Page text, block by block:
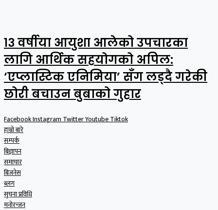
१३ वर्षीया आयुशा आलेको उपचारका
लागि आर्थिक सहयोगको अपिल:
‘एप्लास्टिक एनिमिया’ सँग लड्दै गरेकी
छोरी बचाउन बुबाको गुहार
FacebookInstagramTwitterYoutubeTiktok
हाम्रो बारे
सम्पर्क
बिज्ञापन
समाचार
बिजनेस
ब्लग
सुचना प्रविधि
मनोरन्जन